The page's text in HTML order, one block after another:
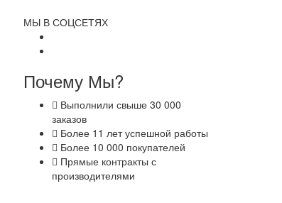
МЫ В СОЦСЕТЯХ
Почему Мы?
Выполнили свыше 30 000
заказов
Более 11 лет успешной работы
Более 10 000 покупателей
Прямые контракты с
производителями